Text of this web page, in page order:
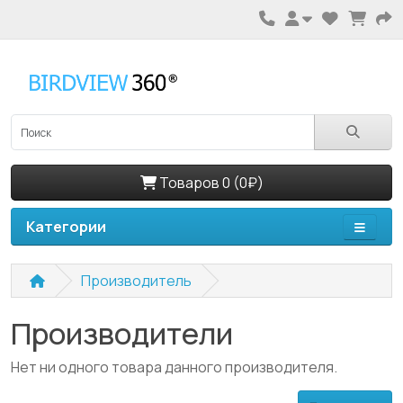
Товаров 0 (0₽)
Категории
Производитель
Производители
Нет ни одного товара данного производителя.